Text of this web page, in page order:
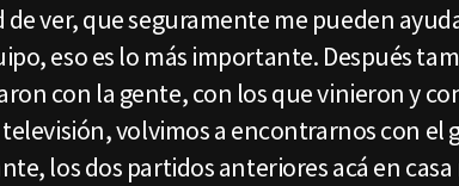
de ver, que seguramente me pueden
eso es lo más importante. Después
con la gente, con los que vinieron y
volvimos a encontrarnos con el
los dos partidos anteriores acá en